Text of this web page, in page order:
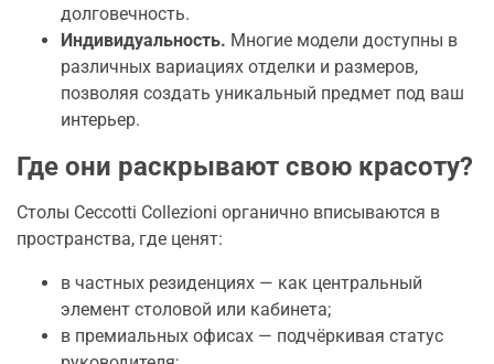
долговечность.
Индивидуальность. Многие модели доступны в
различных вариациях отделки и размеров,
позволяя создать уникальный предмет под ваш
интерьер.
Где они раскрывают свою красоту?
Столы Ceccotti Collezioni органично вписываются в
пространства, где ценят:
в частных резиденциях — как центральный
элемент столовой или кабинета;
в премиальных офисах — подчёркивая статус